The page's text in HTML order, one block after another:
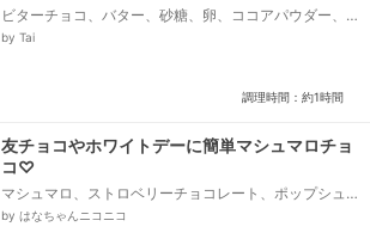
ビターチョコ、バター、砂糖、卵、ココアパウダー、
刻みチョコ、米粉、くるみ、ロータスクッキー
by Tai
調理時間：約1時間
友チョコやホワイトデーに簡単マシュマロチョ
コ♡
マシュマロ、ストロベリーチョコレート、ポップシュ
ガー、アラザン、ピック
by はなちゃんニコニコ